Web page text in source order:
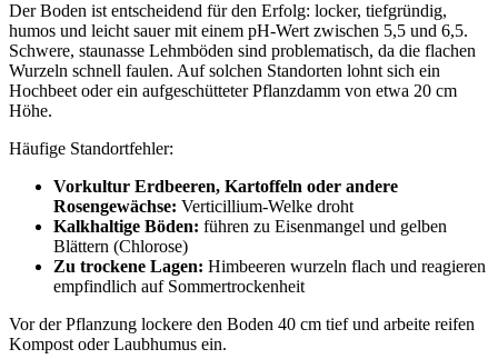
Der Boden ist entscheidend für den Erfolg: locker, tiefgründig,
humos und leicht sauer mit einem pH-Wert zwischen 5,5 und 6,5.
Schwere, staunasse Lehmböden sind problematisch, da die flachen
Wurzeln schnell faulen. Auf solchen Standorten lohnt sich ein
Hochbeet oder ein aufgeschütteter Pflanzdamm von etwa 20 cm
Höhe.
Häufige Standortfehler:
Vorkultur Erdbeeren, Kartoffeln oder andere
Rosengewächse: Verticillium-Welke droht
Kalkhaltige Böden: führen zu Eisenmangel und gelben
Blättern (Chlorose)
Zu trockene Lagen: Himbeeren wurzeln flach und reagieren
empfindlich auf Sommertrockenheit
Vor der Pflanzung lockere den Boden 40 cm tief und arbeite reifen
Kompost oder Laubhumus ein.